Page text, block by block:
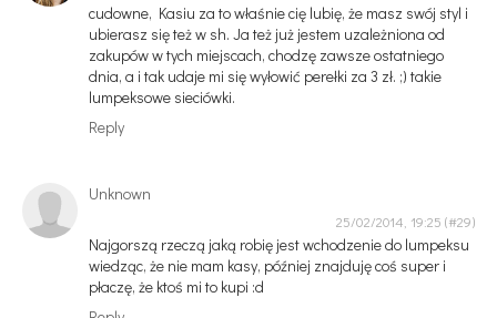
cudowne, Kasiu za to właśnie cię lubię, że masz swój styl i
ubierasz się też w sh. Ja też już jestem uzależniona od
zakupów w tych miejscach, chodzę zawsze ostatniego
dnia, a i tak udaje mi się wyłowić perełki za 3 zł. ;) takie
lumpeksowe sieciówki.
Reply
Unknown
25/02/2014, 19:25
Najgorszą rzeczą jaką robię jest wchodzenie do lumpeksu
wiedząc, że nie mam kasy, później znajduję coś super i
płaczę, że ktoś mi to kupi :d